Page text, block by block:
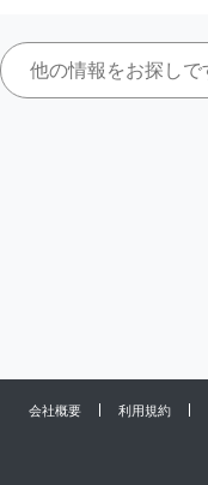
会社概要 利用規約